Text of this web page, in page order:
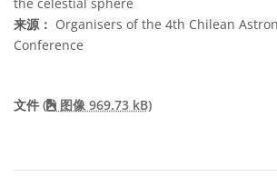
来源： Organisers of the 4th Chilean
Conference
文件 ( 图像 969.73 kB)